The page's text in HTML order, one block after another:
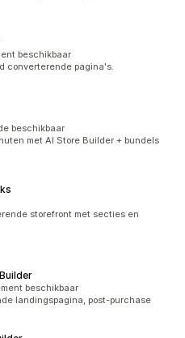
beschikbaar
converterende pagina's.
beschikbaar
met AI Store Builder + bundels
storefront met secties en
beschikbaar
landingspagina, post-purchase